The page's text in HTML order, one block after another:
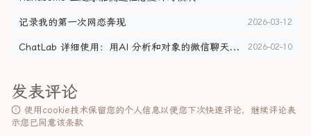
记录我的第一次网恋奔现 2026-03-12
ChatLab 详细使用：用AI 分析和对象的微信聊天记录 2026-02-10
发表评论
使用cookie技术保留您的个人信息以便您下次快速评论，继续评论表
示您已同意该条款